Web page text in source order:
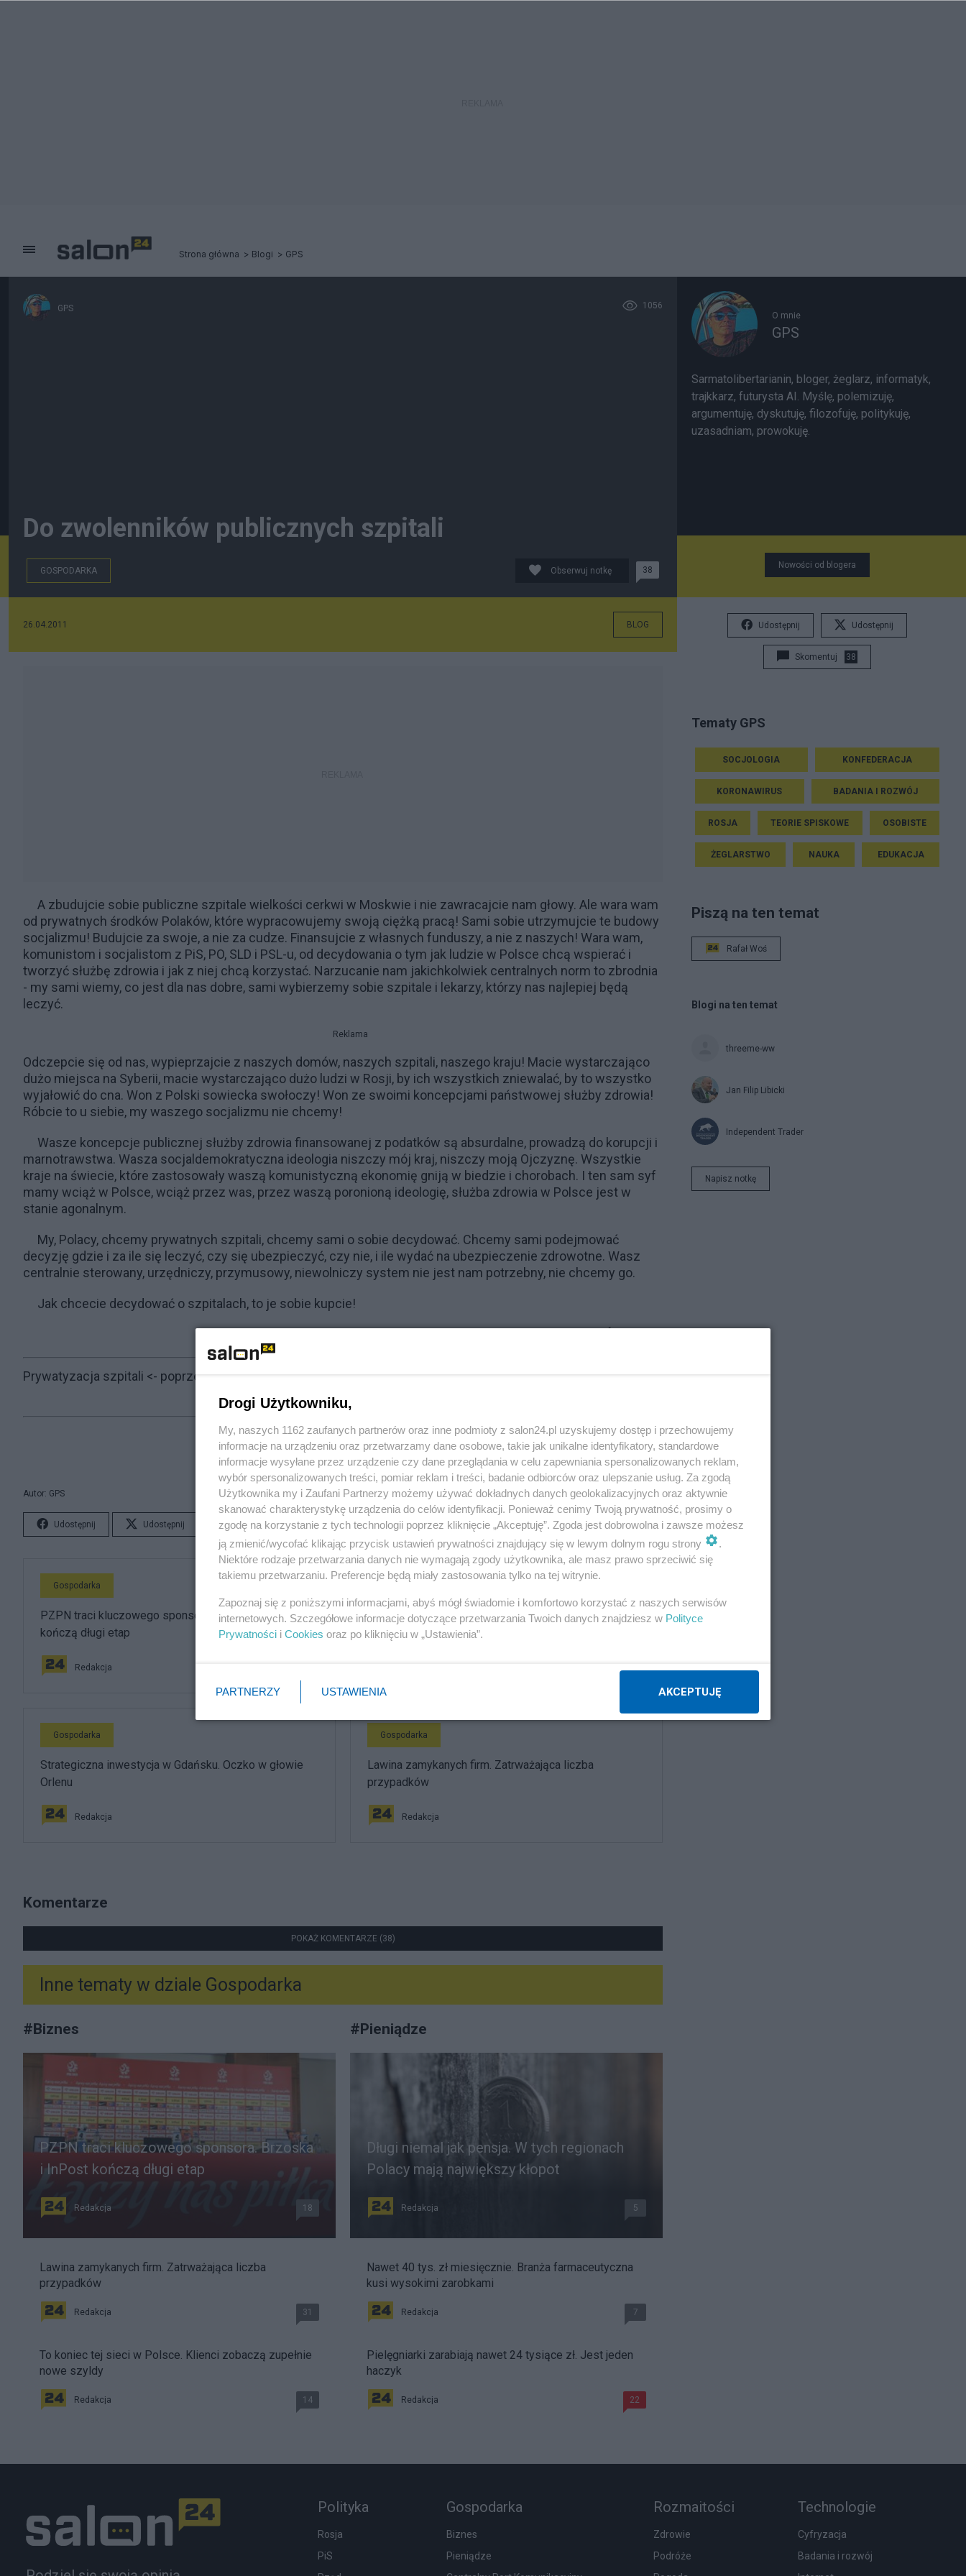
Strona główna Blogi GPS
GPS 1056
Do zwolenników publicznych szpitali
GOSPODARKA Obserwuj notkę 38
26.04.2011 BLOG
A zbudujcie sobie publiczne szpitale wielkości cerkwi w Moskwie i nie zawracajcie nam głowy. Ale wara wam
od prywatnych środków Polaków, które wypracowujemy swoją ciężką pracą! Sami sobie utrzymujcie te budowy
socjalizmu! Budujcie za swoje, a nie za cudze. Finansujcie z własnych funduszy, a nie z naszych! Wara wam,
komunistom i socjalistom z PiS, PO, SLD i PSL-u, od decydowania o tym jak ludzie w Polsce chcą wspierać i
tworzyć służbę zdrowia i jak z niej chcą korzystać. Narzucanie nam jakichkolwiek centralnych norm to zbrodnia
- my sami wiemy, co jest dla nas dobre, sami wybierzemy sobie szpitale i lekarzy, którzy nas najlepiej będą
leczyć.
Reklama
Odczepcie się od nas, wypieprzajcie z naszych domów, naszych szpitali, naszego kraju! Macie wystarczająco
dużo miejsca na Syberii, macie wystarczająco dużo ludzi w Rosji, by ich wszystkich zniewalać, by to wszystko
wyjałowić do cna. Won z Polski sowiecka swołoczy! Won ze swoimi koncepcjami państwowej służby zdrowia!
Róbcie to u siebie, my waszego socjalizmu nie chcemy!
Wasze koncepcje publicznej służby zdrowia finansowanej z podatków są absurdalne, prowadzą do korupcji i
marnotrawstwa. Wasza socjaldemokratyczna ideologia niszczy mój kraj, niszczy moją Ojczyznę. Wszystkie
kraje na świecie, które zastosowały waszą komunistyczną ekonomię gniją w biedzie i chorobach. I ten sam syf
mamy wciąż w Polsce, wciąż przez was, przez waszą poronioną ideologię, służba zdrowia w Polsce jest w
stanie agonalnym.
My, Polacy, chcemy prywatnych szpitali, chcemy sami o sobie decydować. Chcemy sami podejmować
decyzję gdzie i za ile się leczyć, czy się ubezpieczyć, czy nie, i ile wydać na ubezpieczenie zdrowotne. Wasz
centralnie sterowany, urzędniczy, przymusowy, niewolniczy system nie jest nam potrzebny, nie chcemy go.
Jak chcecie decydować o szpitalach, to je sobie kupcie!
Prywatyzacja szpitali <- poprzednia notka
Autor: GPS
Udostępnij Udostępnij Lubię to! Skomentuj 38 Obserwuj notkę
Gospodarka
PZPN traci kluczowego sponsora. Brzoska i InPost
kończą długi etap
Redakcja
Długi niemal jak pensja. W tych regionach Polacy mają
największy kłopot
Gospodarka
Strategiczna inwestycja w Gdańsku. Oczko w głowie
Orlenu
Redakcja
Gospodarka
Lawina zamykanych firm. Zatrważająca liczba
przypadków
Redakcja
Komentarze
POKAŻ KOMENTARZE (38)
Inne tematy w dziale Gospodarka
#Biznes
PZPN traci kluczowego sponsora. Brzoska
i InPost kończą długi etap
Redakcja 18
Lawina zamykanych firm. Zatrważająca liczba
przypadków
Redakcja 31
To koniec tej sieci w Polsce. Klienci zobaczą zupełnie
nowe szyldy
Redakcja 14
#Pieniądze
Długi niemal jak pensja. W tych regionach
Polacy mają największy kłopot
Redakcja 5
Nawet 40 tys. zł miesięcznie. Branża farmaceutyczna
kusi wysokimi zarobkami
Redakcja 7
Pielęgniarki zarabiają nawet 24 tysiące zł. Jest jeden
haczyk
Redakcja 22
O mnie
GPS
Sarmatolibertarianin, bloger, żeglarz, informatyk,
trajkkarz, futurysta AI. Myślę, polemizuję,
argumentuję, dyskutuję, filozofuję, politykuję,
uzasadniam, prowokuję.
Nowości od blogera
Udostępnij Udostępnij
Skomentuj 38
Tematy GPS
SOCJOLOGIA KONFEDERACJA
KORONAWIRUS BADANIA I ROZWÓJ
ROSJA TEORIE SPISKOWE OSOBISTE
ŻEGLARSTWO NAUKA EDUKACJA
Piszą na ten temat
Rafał Woś
Blogi na ten temat
threeme-ww
Jan Filip Libicki
Independent Trader
Napisz notkę
Polityka
Rosja
PiS
Gospodarka
Biznes
Pieniądze
Rozmaitości
Zdrowie
Podróże
Technologie
Cyfryzacja
Badania i rozwój
Drogi Użytkowniku,
My, naszych 1162 zaufanych partnerów oraz inne podmioty z salon24.pl uzyskujemy dostęp i przechowujemy
informacje na urządzeniu oraz przetwarzamy dane osobowe, takie jak unikalne identyfikatory, standardowe
informacje wysyłane przez urządzenie czy dane przeglądania w celu zapewniania spersonalizowanych reklam,
wybór spersonalizowanych treści, pomiar reklam i treści, badanie odbiorców oraz ulepszanie usług. Za zgodą
Użytkownika my i Zaufani Partnerzy możemy używać dokładnych danych geolokalizacyjnych oraz aktywnie
skanować charakterystykę urządzenia do celów identyfikacji. Ponieważ cenimy Twoją prywatność, prosimy o
zgodę na korzystanie z tych technologii poprzez kliknięcie „Akceptuję”. Zgoda jest dobrowolna i zawsze możesz
ją zmienić/wycofać klikając przycisk ustawień prywatności znajdujący się w lewym dolnym rogu strony
.
Niektóre rodzaje przetwarzania danych nie wymagają zgody użytkownika, ale masz prawo sprzeciwić się
takiemu przetwarzaniu. Preferencje będą miały zastosowania tylko na tej witrynie.
Zapoznaj się z poniższymi informacjami, abyś mógł świadomie i komfortowo korzystać z naszych serwisów
internetowych. Szczegółowe informacje dotyczące przetwarzania Twoich danych znajdziesz w Polityce
Prywatności i Cookies oraz po kliknięciu w „Ustawienia”.
PARTNERZY USTAWIENIA AKCEPTUJĘ